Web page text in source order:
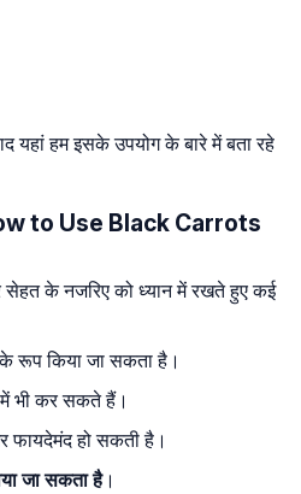
यहां हम इसके उपयोग के बारे में बता रहे
to Use Black Carrots
सेहत के नजरिए को ध्यान में रखते हुए कई
रूप किया जा सकता है।
भी कर सकते हैं।
फायदेमंद हो सकती है।
जा सकता है।